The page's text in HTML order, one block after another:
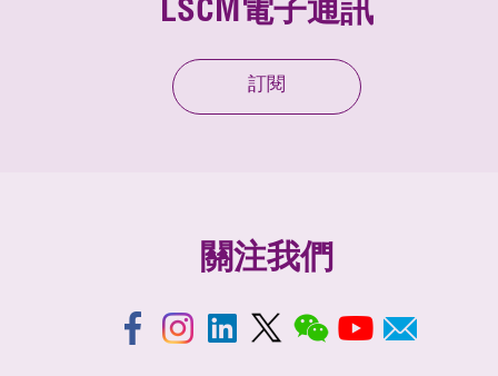
LSCM電子通訊
訂閱
關注我們